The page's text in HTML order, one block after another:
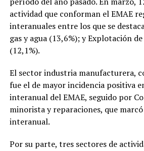
actividad que conforman el EMAE
interanuales entre los que se
gas y agua (13,6%); y Explotación
(12,1%).
El sector industria manufacturera,
fue el de mayor incidencia positiva
interanual del EMAE, seguido por
minorista y reparaciones, que
interanual.
Por su parte, tres sectores de